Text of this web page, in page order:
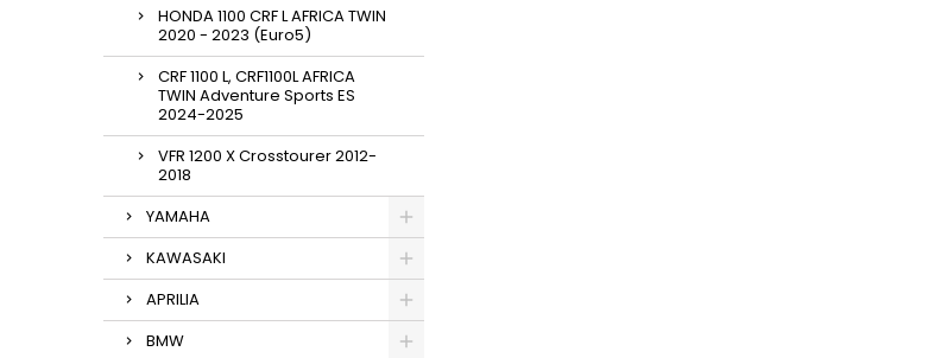
HONDA 1100 CRF L AFRICA TWIN
2020 - 2023 (Euro5)
CRF 1100 L, CRF1100L AFRICA
TWIN Adventure Sports ES
2024-2025
VFR 1200 X Crosstourer 2012-
2018
YAMAHA
KAWASAKI
APRILIA
BMW